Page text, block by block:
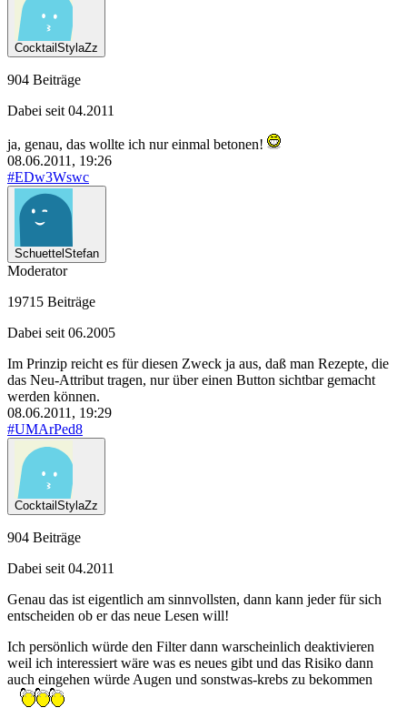
CocktailStylaZz
904 Beiträge
Dabei seit 04.2011
ja, genau, das wollte ich nur einmal betonen!
08.06.2011, 19:26
#EDw3Wswc
SchuettelStefan
Moderator
19715 Beiträge
Dabei seit 06.2005
Im Prinzip reicht es für diesen Zweck ja aus, daß man Rezepte, die
das Neu-Attribut tragen, nur über einen Button sichtbar gemacht
werden können.
08.06.2011, 19:29
#UMArPed8
CocktailStylaZz
904 Beiträge
Dabei seit 04.2011
Genau das ist eigentlich am sinnvollsten, dann kann jeder für sich
entscheiden ob er das neue Lesen will!
Ich persönlich würde den Filter dann warscheinlich deaktivieren
weil ich interessiert wäre was es neues gibt und das Risiko dann
auch eingehen würde Augen und sonstwas-krebs zu bekommen